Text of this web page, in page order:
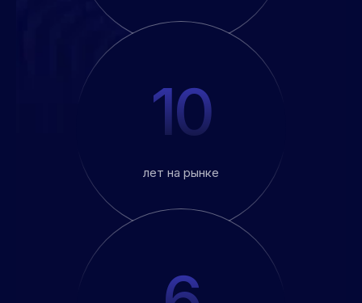
лет на рынке
10